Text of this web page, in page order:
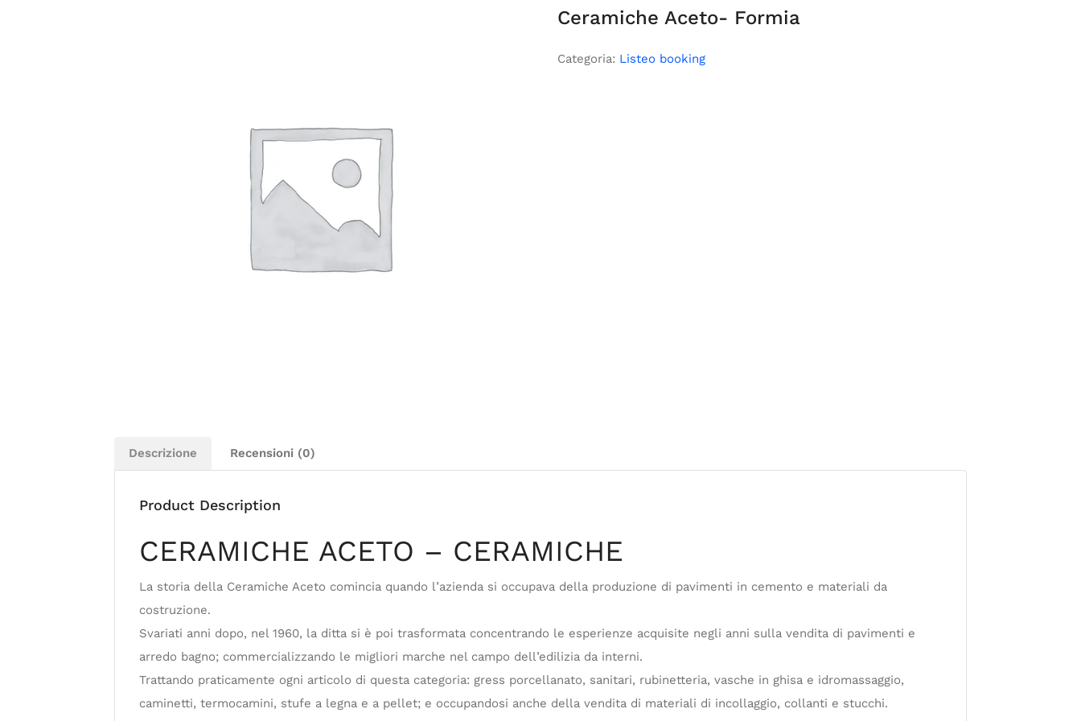
Ceramiche Aceto- Formia
Categoria: Listeo booking
Descrizione Recensioni (0)
Product Description
CERAMICHE ACETO – CERAMICHE
La storia della Ceramiche Aceto comincia quando l’azienda si occupava della produzione di pavimenti in cemento e materiali da
costruzione.
Svariati anni dopo, nel 1960, la ditta si è poi trasformata concentrando le esperienze acquisite negli anni sulla vendita di pavimenti e
arredo bagno; commercializzando le migliori marche nel campo dell’edilizia da interni.
Trattando praticamente ogni articolo di questa categoria: gress porcellanato, sanitari, rubinetteria, vasche in ghisa e idromassaggio,
caminetti, termocamini, stufe a legna e a pellet; e occupandosi anche della vendita di materiali di incollaggio, collanti e stucchi.